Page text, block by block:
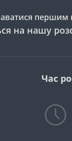
першим
на нашу
Час